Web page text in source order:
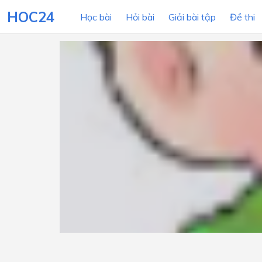
HOC24 Học bài Hỏi bài Giải bài tập Đề thi
LỚP HỌC